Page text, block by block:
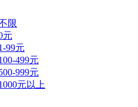
限
元
99元
499元
999元
元以上